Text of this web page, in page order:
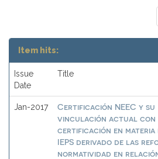
Item hits:
Issue
Date
Title
Jan-2017
Certificación NEEC y su
vinculación actual con
certificación en materia
IEPS derivado de las
normatividad en